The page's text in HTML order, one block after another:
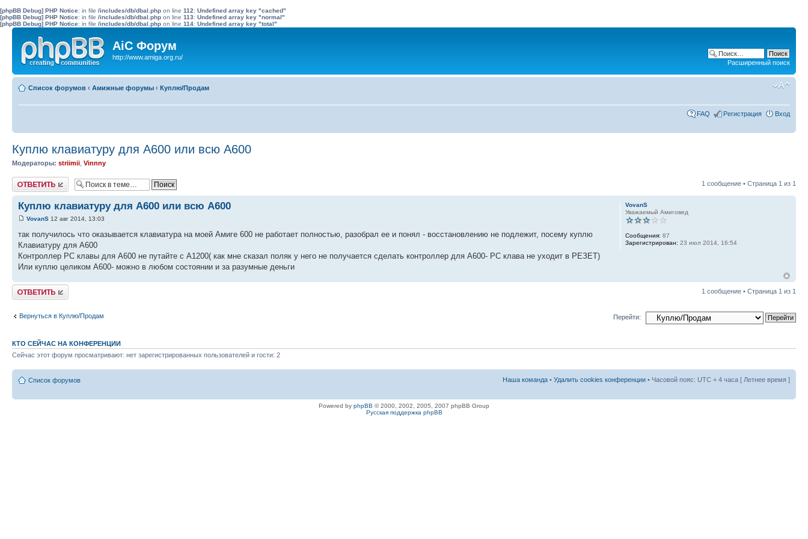
[phpBB Debug] PHP Notice: in file /includes/db/dbal.php on line 112: Undefined array key "cached"
[phpBB Debug] PHP Notice: in file /includes/db/dbal.php on line 113: Undefined array key "normal"
[phpBB Debug] PHP Notice: in file /includes/db/dbal.php on line 114: Undefined array key "total"
AiC Форум
http://www.amiga.org.ru/
Расширенный поиск
Список форумов ‹ Амижные форумы ‹ Куплю/Продам
FAQ Регистрация Вход
Куплю клавиатуру для А600 или всю А600
Модераторы: striimii Vinnny
Ответить 1 сообщение • Страница 1 из 1
Куплю клавиатуру для А600 или всю А600
VovanS 12 авг 2014, 13:03
так получилось что оказывается клавиатура на моей Амиге 600 не работает полностью, разобрал ее и понял - восстановлению не подлежит, посему куплю
Клавиатуру для А600
Контроллер РС клавы для А600 не путайте с А1200( как мне сказал поляк у него не получается сделать контроллер для А600- РС клава не уходит в РЕЗЕТ)
Или куплю целиком А600- можно в любом состоянии и за разумные деньги
VovanS
Уважаемый Амиговед
Сообщения: 87
Зарегистрирован: 23 июл 2014, 16:54
Ответить 1 сообщение • Страница 1 из 1
Вернуться в Куплю/Продам Перейти:
КТО СЕЙЧАС НА КОНФЕРЕНЦИИ
Сейчас этот форум просматривают: нет зарегистрированных пользователей и гости: 2
Список форумов Наша команда • Удалить cookies конференции • Часовой пояс: UTC + 4 часа [ Летнее время ]
Powered by phpBB © 2000, 2002, 2005, 2007 phpBB Group
Русская поддержка phpBB